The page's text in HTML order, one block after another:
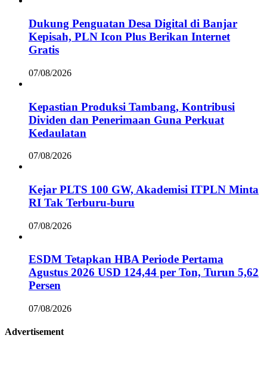
Dukung Penguatan Desa Digital di Banjar
Kepisah, PLN Icon Plus Berikan Internet
Gratis
07/08/2026
Kepastian Produksi Tambang, Kontribusi
Dividen dan Penerimaan Guna Perkuat
Kedaulatan
07/08/2026
Kejar PLTS 100 GW, Akademisi ITPLN Minta
RI Tak Terburu-buru
07/08/2026
ESDM Tetapkan HBA Periode Pertama
Agustus 2026 USD 124,44 per Ton, Turun 5,62
Persen
07/08/2026
Advertisement